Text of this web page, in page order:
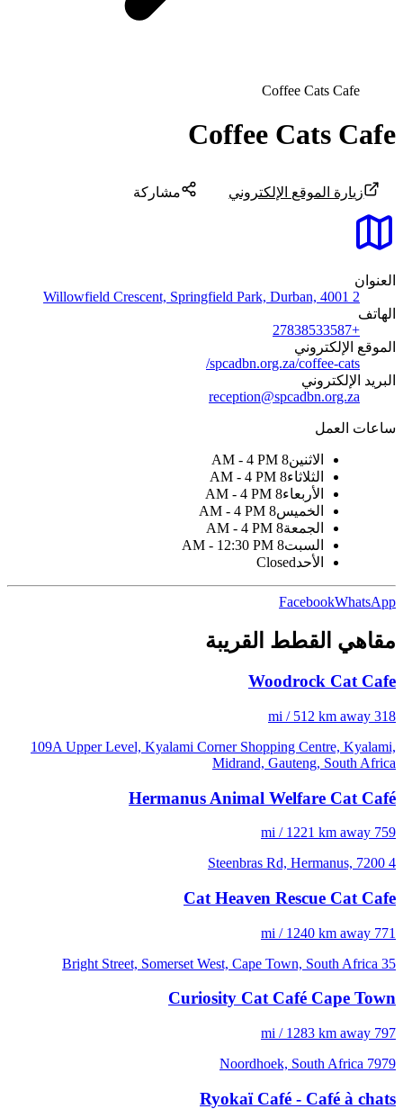
Coffee Cats Cafe
Coffee Cats Cafe
زيارة الموقع الإلكتروني مشاركة
العنوان
2 Willowfield Crescent, Springfield Park, Durban, 4001
الهاتف
+27838533587
الموقع الإلكتروني
spcadbn.org.za/coffee-cats/
البريد الإلكتروني
reception@spcadbn.org.za
ساعات العمل
الاثنين8 AM - 4 PM
الثلاثاء8 AM - 4 PM
الأربعاء8 AM - 4 PM
الخميس8 AM - 4 PM
الجمعة8 AM - 4 PM
السبت8 AM - 12:30 PM
الأحدClosed
FacebookWhatsApp
مقاهي القطط القريبة
Woodrock Cat Cafe
318 mi / 512 km away
109A Upper Level, Kyalami Corner Shopping Centre, Kyalami,
Midrand, Gauteng, South Africa
Hermanus Animal Welfare Cat Café
759 mi / 1221 km away
4 Steenbras Rd, Hermanus, 7200
Cat Heaven Rescue Cat Cafe
771 mi / 1240 km away
35 Bright Street, Somerset West, Cape Town, South Africa
Curiosity Cat Café Cape Town
797 mi / 1283 km away
7979 Noordhoek, South Africa
Ryokaï Café - Café à chats